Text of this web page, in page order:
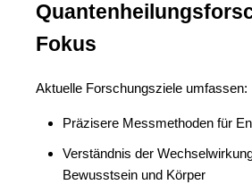
Fokus
Aktuelle Forschungsziele umfassen:
Präzisere Messmethoden für
Verständnis der
Bewusstsein und Körper